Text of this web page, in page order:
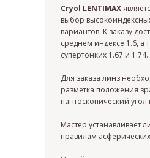
Cryol LENTIMAX
выбор
вариантов. К заказу
среднем индексе 1.6, а
супертонких 1.67 и 1.74.
Для заказа линз
разметка положения
пантоскопический угол
Мастер устанавливает
правилам
Я согласен с политикой